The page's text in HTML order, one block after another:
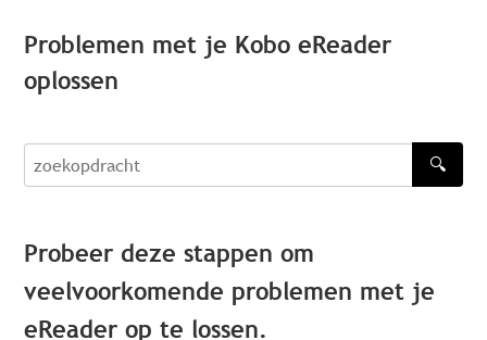
Problemen met je Kobo eReader
oplossen
zoekopdracht
🔍
Probeer deze stappen om
veelvoorkomende problemen met je
eReader op te lossen.